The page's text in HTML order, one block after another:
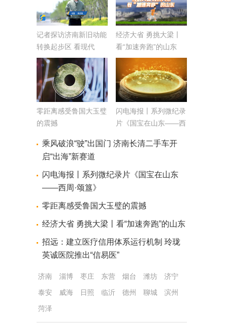
记者探访济南新旧动能
转换起步区 看现代
化“立体城市”建设
经济大省 勇挑大梁丨
看“加速奔跑”的山东
零距离感受鲁国大玉璧
的震撼
闪电海报丨系列微纪录
片《国宝在山东——西
乘风破浪“驶”出国门 济南长清二手车开
启“出海”新赛道
闪电海报丨系列微纪录片《国宝在山东
——西周·颂簋》
零距离感受鲁国大玉璧的震撼
经济大省 勇挑大梁丨看“加速奔跑”的山东
招远：建立医疗信用体系运行机制 玲珑
英诚医院推出“信易医”
济南 淄博 枣庄 东营 烟台 潍坊
济宁
泰安
威海 日照 临沂 德州 聊城
滨州
菏泽